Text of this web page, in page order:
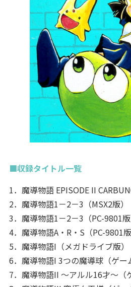
■収録タイトル一覧
1．魔導物語 EPISODE II
2．魔導物語1－2－3（MSX2版）
3．魔導物語1－2－3（PC-9801版
4．魔導物語A・R・S（PC-9801版
5．魔導物語I（メガドライブ版）
6．魔導物語I 3つの魔導球（ゲー
7．魔導物語II ～アルル16才～（